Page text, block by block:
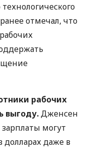
отмечал, что
рабочих
выгоду.Дженсен
могут
даже в